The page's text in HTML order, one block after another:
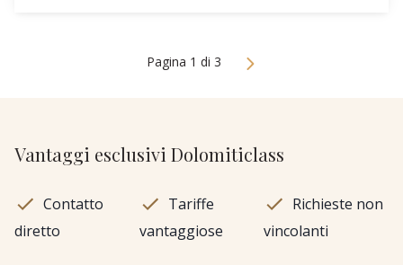
Pagina 1 di 3
Vantaggi esclusivi Dolomiticlass
Contatto
diretto
Tariffe
vantaggiose
Richieste non
vincolanti